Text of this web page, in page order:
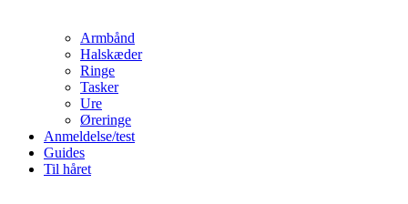
Armbånd
Halskæder
Ringe
Tasker
Ure
Øreringe
Anmeldelse/test
Guides
Til håret